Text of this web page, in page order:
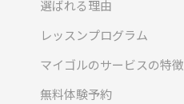
選ばれる理由
レッスンプログラム
マイゴルのサービスの特徴
無料体験予約